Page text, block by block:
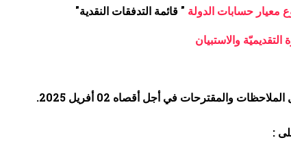
معيار حسابات الدولة " قائمة التدفقات النقدية"
التقديميّة والاستبيان
الملاحظات والمقترحات في أجل أقصاه 02 أفريل 2025 .
: